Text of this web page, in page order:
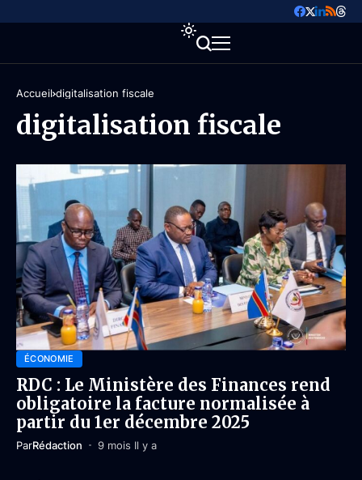
Accueil digitalisation fiscale
digitalisation fiscale
ÉCONOMIE
RDC : Le Ministère des Finances rend
obligatoire la facture normalisée à
partir du 1er décembre 2025
ParRédaction 9 mois Il y a